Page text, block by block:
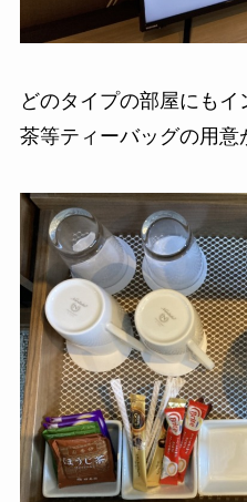
どのタイプの部屋にも
茶等ティーバッグの用意